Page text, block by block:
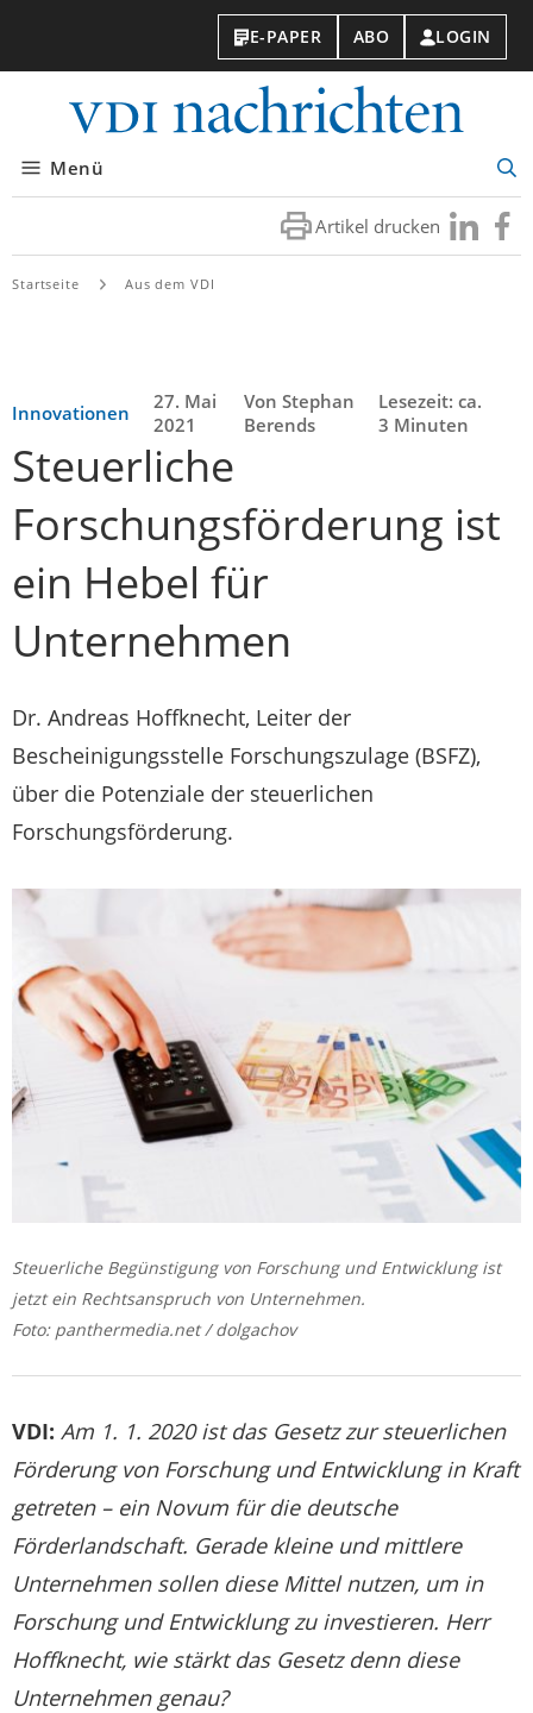
E-PAPER ABO LOGIN
Menü
Artikel drucken Besuchen
Sie
Sie
Startseite Aus dem VDI
Innovationen
27. Mai
2021
Von Stephan
Berends
Lesezeit: ca.
3 Minuten
Steuerliche
Forschungsförderung ist
ein Hebel für
Unternehmen
Dr. Andreas Hoffknecht, Leiter der
Bescheinigungsstelle Forschungszulage (BSFZ),
über die Potenziale der steuerlichen
Forschungsförderung.
Steuerliche Begünstigung von Forschung und Entwicklung ist
jetzt ein Rechtsanspruch von Unternehmen.
Foto: panthermedia.net / dolgachov
VDI: Am 1. 1. 2020 ist das Gesetz zur steuerlichen
Förderung von Forschung und Entwicklung in Kraft
getreten – ein Novum für die deutsche
Förderlandschaft. Gerade kleine und mittlere
Unternehmen sollen diese Mittel nutzen, um in
Forschung und Entwicklung zu investieren. Herr
Hoffknecht, wie stärkt das Gesetz denn diese
Unternehmen genau?